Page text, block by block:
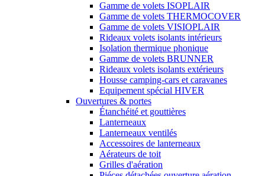
Gamme de volets ISOPLAIR
Gamme de volets THERMOCOVER
Gamme de volets VISIOPLAIR
Rideaux volets isolants intérieurs
Isolation thermique phonique
Gamme de volets BRUNNER
Rideaux volets isolants extérieurs
Housse camping-cars et caravanes
Equipement spécial HIVER
Ouvertures & portes
Étanchéité et gouttières
Lanterneaux
Lanterneaux ventilés
Accessoires de lanterneaux
Aérateurs de toit
Grilles d'aération